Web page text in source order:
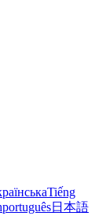
Tiếng
português日本語